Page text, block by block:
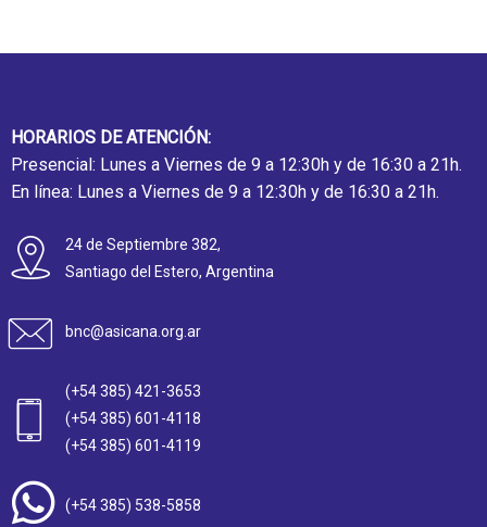
HORARIOS DE ATENCIÓN:
Presencial: Lunes a Viernes de 9 a 12:30h y de 16:30 a 21h.
En línea: Lunes a Viernes de 9 a 12:30h y de 16:30 a 21h.
24 de Septiembre 382,
Santiago del Estero, Argentina
bnc@asicana.org.ar
(+54 385) 421-3653
(+54 385) 601-4118
(+54 385) 601-4119
(+54 385) 538-5858